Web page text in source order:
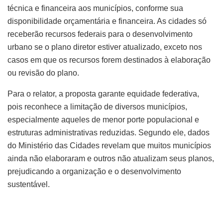
técnica e financeira aos municípios, conforme sua
disponibilidade orçamentária e financeira. As cidades só
receberão recursos federais para o desenvolvimento
urbano se o plano diretor estiver atualizado, exceto nos
casos em que os recursos forem destinados à elaboração
ou revisão do plano.
Para o relator, a proposta garante equidade federativa,
pois reconhece a limitação de diversos municípios,
especialmente aqueles de menor porte populacional e
estruturas administrativas reduzidas. Segundo ele, dados
do Ministério das Cidades revelam que muitos municípios
ainda não elaboraram e outros não atualizam seus planos,
prejudicando a organização e o desenvolvimento
sustentável.